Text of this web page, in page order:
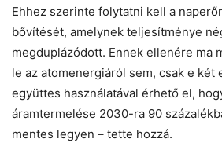
Ehhez szerinte folytatni kell a
bővítését, amelynek teljesítménye
megduplázódott. Ennek ellenére ma
le az atomenergiáról sem, csak e két
együttes használatával érhető el,
áramtermelése 2030-ra 90
mentes legyen – tette hozzá.